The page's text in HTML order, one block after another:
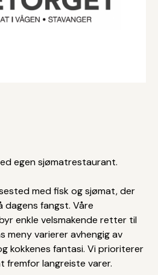
egen sjømatrestaurant.
med fisk og sjømat, der
dagens fangst. Våre
enkle velsmakende retter til
meny varierer avhengig av
kokkenes fantasi. Vi prioriterer
fremfor langreiste varer.